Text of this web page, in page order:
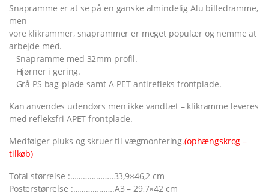
Snapramme er at se på en ganske almindelig Alu billedramme,
men
vore klikrammer, snaprammer er meget populær og nemme at
arbejde med.
Snapramme med 32mm profil.
Hjørner i gering.
Grå PS bag-plade samt A-PET antirefleks frontplade.
Kan anvendes udendørs men ikke vandtæt – klikramme leveres
med refleksfri APET frontplade.
Medfølger pluks og skruer til vægmontering.(ophængskrog –
tilkøb)
Total størrelse :………………..33,9×46,2 cm
Posterstørrelse :……………….A3 – 29,7×42 cm